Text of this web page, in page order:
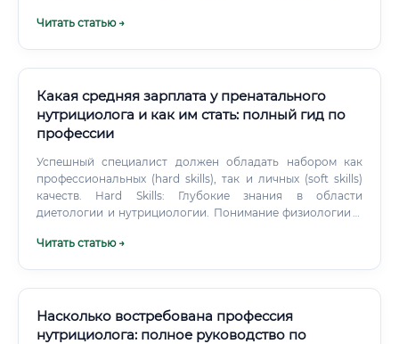
письма от предыдущих работодателей Документы о
индивидуальный предприниматель, дополнительно
потребуется: Свидетельство о регистрации ИП Лицензия
на медицинскую деятельность (если планируете
проводить медицинские консультации, а не только
нутрициологические) Важный нюанс:
нутрициологическая деятельность в чистом виде не
требует медицинской лицензии, однако если вы
позиционируете себя как врач и проводите медицинские
разграничивайте нутрициологическую консультацию и
сформировать здоровые пищевые привычки. Основная
мучного и сладкого», а создает комплексную,
сбалансированную и, что немаловажно, комфортную для
клиента систему питания, учитывая его образ жизни,
вкусовые предпочтения, уровень физической активности,
бюджет и цели.
Читать статью →
Какая средняя зарплата у пренатального
нутрициолога и как им стать: полный гид по
профессии
Успешный специалист должен обладать набором как
профессиональных (hard skills), так и личных (soft skills)
качеств. Hard Skills: Глубокие знания в области
диетологии и нутрициологии. Понимание физиологии и
Читать статью →
Насколько востребована профессия
нутрициолога: полное руководство по